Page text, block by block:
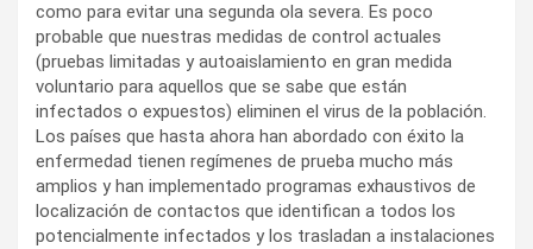
como para evitar una segunda ola severa. Es poco
probable que nuestras medidas de control actuales
(pruebas limitadas y autoaislamiento en gran medida
voluntario para aquellos que se sabe que están
infectados o expuestos) eliminen el virus de la población.
Los países que hasta ahora han abordado con éxito la
enfermedad tienen regímenes de prueba mucho más
amplios y han implementado programas exhaustivos de
localización de contactos que identifican a todos los
potencialmente infectados y los trasladan a instalaciones